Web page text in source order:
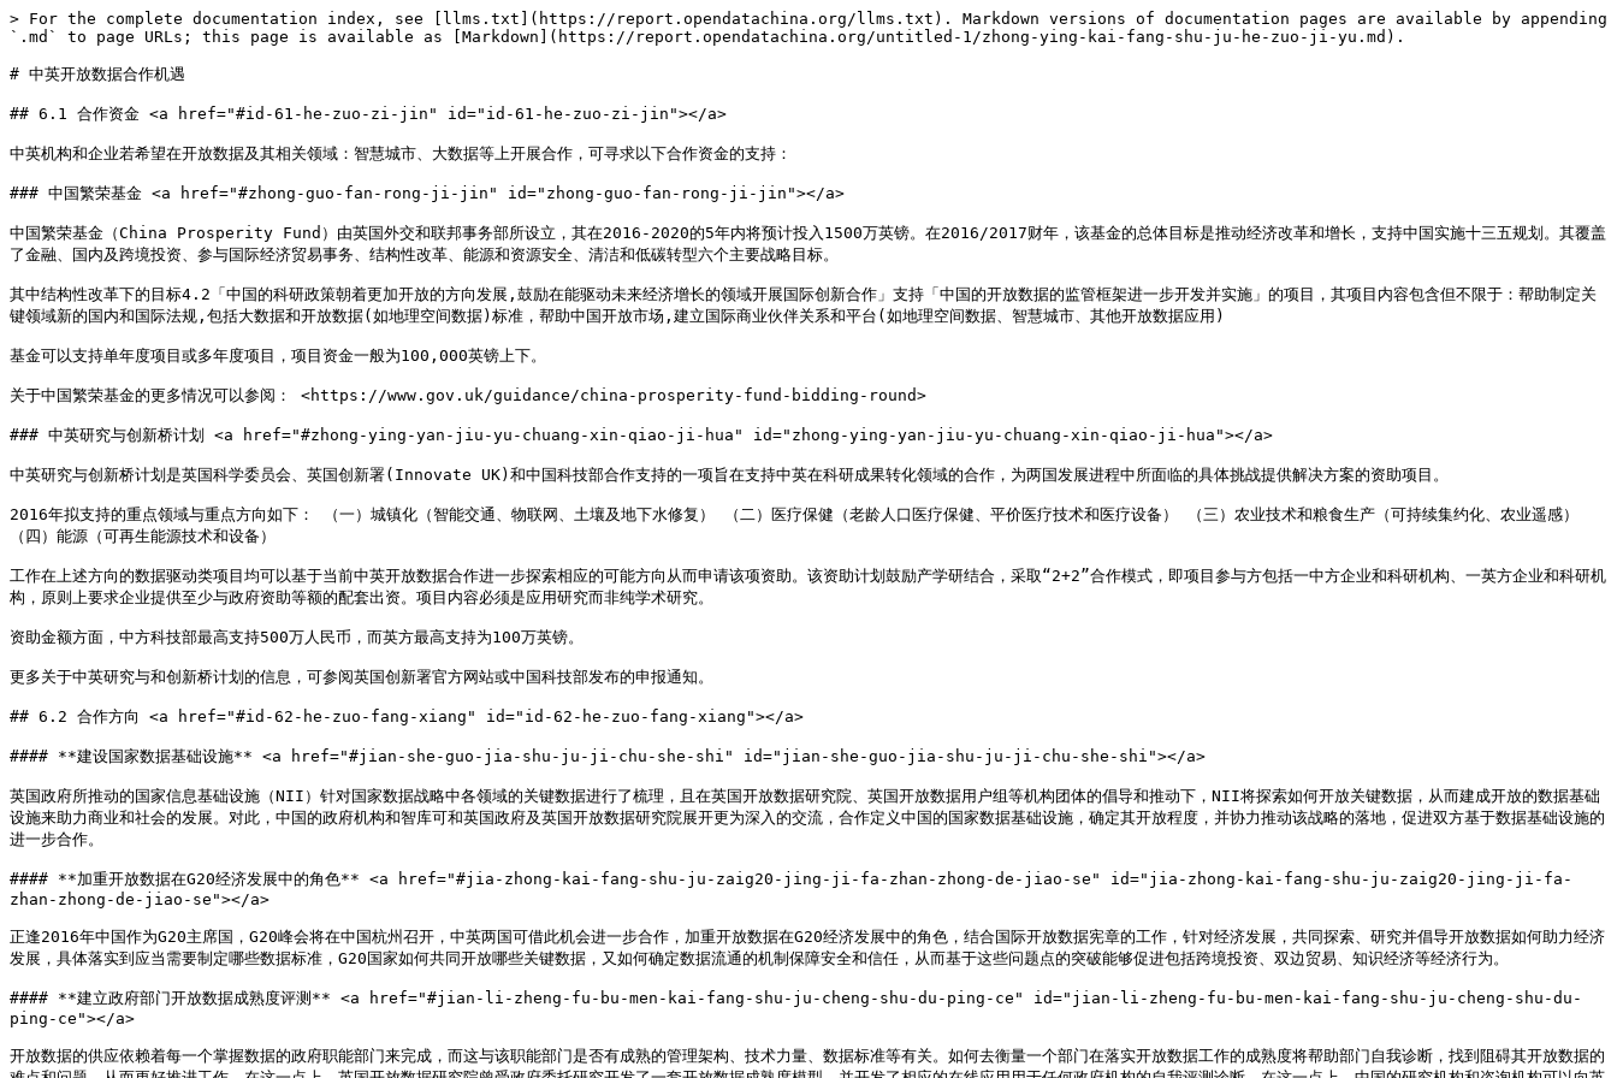
> For the complete documentation index, see [llms.txt](https://report.opendatachina.org/llms.txt). Markdown versions of documentation pages are available by appending
`.md` to page URLs; this page is available as [Markdown](https://report.opendatachina.org/untitled-1/zhong-ying-kai-fang-shu-ju-he-zuo-ji-yu.md).
# 中英开放数据合作机遇
## 6.1 合作资金 <a href="#id-61-he-zuo-zi-jin" id="id-61-he-zuo-zi-jin"></a>
中英机构和企业若希望在开放数据及其相关领域：智慧城市、大数据等上开展合作，可寻求以下合作资金的支持：
### 中国繁荣基金 <a href="#zhong-guo-fan-rong-ji-jin" id="zhong-guo-fan-rong-ji-jin"></a>
中国繁荣基金（China Prosperity Fund）由英国外交和联邦事务部所设立，其在2016-2020的5年内将预计投入1500万英镑。在2016/2017财年，该基金的总体目标是推动经济改革和增长，支持中国实施十三五规划。其覆盖
了金融、国内及跨境投资、参与国际经济贸易事务、结构性改革、能源和资源安全、清洁和低碳转型六个主要战略目标。
其中结构性改革下的目标4.2「中国的科研政策朝着更加开放的方向发展,鼓励在能驱动未来经济增长的领域开展国际创新合作」支持「中国的开放数据的监管框架进一步开发并实施」的项目，其项目内容包含但不限于：帮助制定关
键领域新的国内和国际法规,包括大数据和开放数据(如地理空间数据)标准，帮助中国开放市场,建立国际商业伙伴关系和平台(如地理空间数据、智慧城市、其他开放数据应用)
基金可以支持单年度项目或多年度项目，项目资金一般为100,000英镑上下。
关于中国繁荣基金的更多情况可以参阅： <https://www.gov.uk/guidance/china-prosperity-fund-bidding-round>​
### 中英研究与创新桥计划 <a href="#zhong-ying-yan-jiu-yu-chuang-xin-qiao-ji-hua" id="zhong-ying-yan-jiu-yu-chuang-xin-qiao-ji-hua"></a>
中英研究与创新桥计划是英国科学委员会、英国创新署(Innovate UK)和中国科技部合作支持的一项旨在支持中英在科研成果转化领域的合作，为两国发展进程中所面临的具体挑战提供解决方案的资助项目。
2016年拟支持的重点领域与重点方向如下： （一）城镇化（智能交通、物联网、土壤及地下水修复） （二）医疗保健（老龄人口医疗保健、平价医疗技术和医疗设备） （三）农业技术和粮食生产（可持续集约化、农业遥感）
（四）能源（可再生能源技术和设备）
工作在上述方向的数据驱动类项目均可以基于当前中英开放数据合作进一步探索相应的可能方向从而申请该项资助。该资助计划鼓励产学研结合，采取“2+2”合作模式，即项目参与方包括一中方企业和科研机构、一英方企业和科研机
构，原则上要求企业提供至少与政府资助等额的配套出资。项目内容必须是应用研究而非纯学术研究。
资助金额方面，中方科技部最高支持500万人民币，而英方最高支持为100万英镑。
更多关于中英研究与和创新桥计划的信息，可参阅英国创新署官方网站或中国科技部发布的申报通知。
## 6.2 合作方向 <a href="#id-62-he-zuo-fang-xiang" id="id-62-he-zuo-fang-xiang"></a>
#### **建设国家数据基础设施** <a href="#jian-she-guo-jia-shu-ju-ji-chu-she-shi" id="jian-she-guo-jia-shu-ju-ji-chu-she-shi"></a>
英国政府所推动的国家信息基础设施（NII）针对国家数据战略中各领域的关键数据进行了梳理，且在英国开放数据研究院、英国开放数据用户组等机构团体的倡导和推动下，NII将探索如何开放关键数据，从而建成开放的数据基础
设施来助力商业和社会的发展。对此，中国的政府机构和智库可和英国政府及英国开放数据研究院展开更为深入的交流，合作定义中国的国家数据基础设施，确定其开放程度，并协力推动该战略的落地，促进双方基于数据基础设施的
进一步合作。
#### **加重开放数据在G20经济发展中的角色** <a href="#jia-zhong-kai-fang-shu-ju-zaig20-jing-ji-fa-zhan-zhong-de-jiao-se" id="jia-zhong-kai-fang-shu-ju-zaig20-jing-ji-fa-
zhan-zhong-de-jiao-se"></a>
正逢2016年中国作为G20主席国，G20峰会将在中国杭州召开，中英两国可借此机会进一步合作，加重开放数据在G20经济发展中的角色，结合国际开放数据宪章的工作，针对经济发展，共同探索、研究并倡导开放数据如何助力经济
发展，具体落实到应当需要制定哪些数据标准，G20国家如何共同开放哪些关键数据，又如何确定数据流通的机制保障安全和信任，从而基于这些问题点的突破能够促进包括跨境投资、双边贸易、知识经济等经济行为。
#### **建立政府部门开放数据成熟度评测** <a href="#jian-li-zheng-fu-bu-men-kai-fang-shu-ju-cheng-shu-du-ping-ce" id="jian-li-zheng-fu-bu-men-kai-fang-shu-ju-cheng-shu-du-
ping-ce"></a>
开放数据的供应依赖着每一个掌握数据的政府职能部门来完成，而这与该职能部门是否有成熟的管理架构、技术力量、数据标准等有关。如何去衡量一个部门在落实开放数据工作的成熟度将帮助部门自我诊断，找到阻碍其开放数据的